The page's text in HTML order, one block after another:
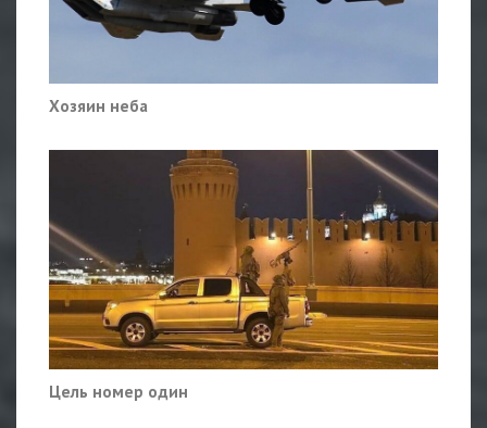
Хозяин неба
Цель номер один